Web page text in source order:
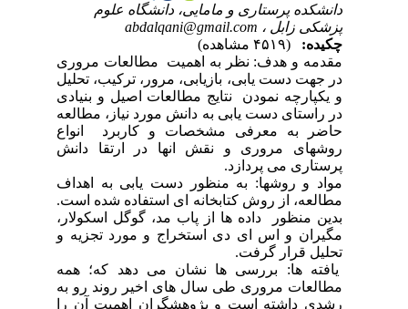
دانشکده پرستاری و مامایی، دانشگاه علوم
پزشکی زابل ، abdalqani@gmail.com
چکیده:
مقدمه و هدف: نظر به اهمیت مطالعات مروری
در جهت دست یابی، بازیابی، مرور، ترکیب، تحلیل
و یکپارچه نمودن نتایج مطالعات اصیل و بنیادی
در راستای دست یابی به دانش مورد نیاز، مطالعه
حاضر به معرفی مشخصات و کاربرد انواع
روشهای مروری و نقش انها در ارتقا دانش
پرستاری می پردازد.
مواد و روشها: به منظور دست یابی به اهداف
مطالعه، از روش کتابخانه ای استفاده شده است.
بدین منظور داده ها از پاب مد، گوگل اسکولار،
مگیران و اس ای دی استخراج و مورد تجزیه و
تحلیل قرار گرفت.
یافته ها: بررسی ها نشان می دهد که؛ همه
مطالعات مروری طی سال های اخیر روند رو به
رشدی داشته است و پژوهشگران اهمیت آن را